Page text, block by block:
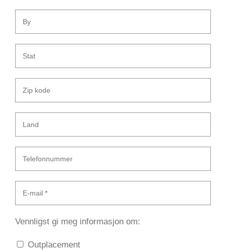
Vennligst gi meg informasjon om:
Outplacement